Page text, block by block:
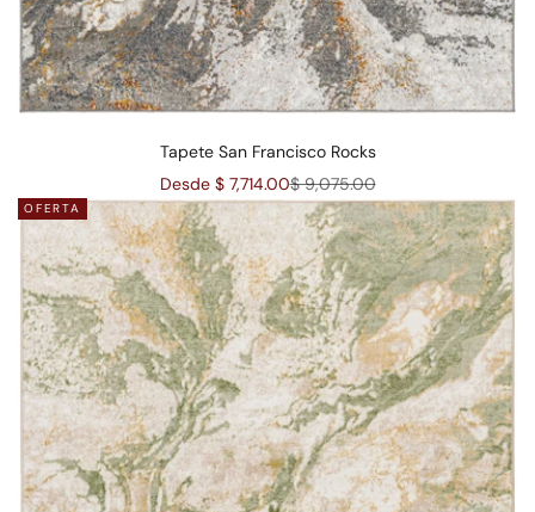
Tapete San Francisco Rocks
Precio de oferta
Desde $ 7,714.00Precio normal
$ 9,075.00
OFERTA